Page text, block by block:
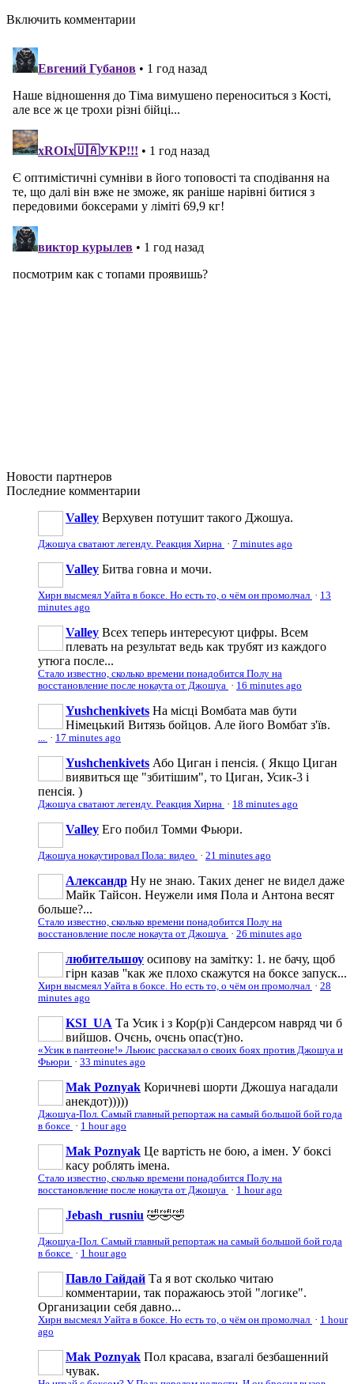
Включить комментарии
Новости партнеров
Последние комментарии
Valley Верхувен потушит такого Джошуа.
Джошуа сватают легенду. Реакция Хирна · 7 minutes ago
Valley Битва говна и мочи.
Хирн высмеял Уайта в боксе. Но есть то, о чём он промолчал · 13
minutes ago
Valley Всех теперь интересуют цифры. Всем
плевать на результат ведь как трубят из каждого
утюга после...
Стало известно, сколько времени понадобится Полу на
восстановление после нокаута от Джошуа · 16 minutes ago
Yushchenkivets На місці Вомбата мав бути
Німецький Витязь бойцов. Але його Вомбат з'їв.
· 17 minutes ago
Yushchenkivets Або Циган і пенсія. ( Якщо Циган
виявиться ще "збитішим", то Циган, Усик-3 і
пенсія. )
Джошуа сватают легенду. Реакция Хирна · 18 minutes ago
Valley Его побил Томми Фьюри.
Джошуа нокаутировал Пола: видео · 21 minutes ago
Александр Ну не знаю. Таких денег не видел даже
Майк Тайсон. Неужели имя Пола и Антона весят
больше?...
Стало известно, сколько времени понадобится Полу на
восстановление после нокаута от Джошуа · 26 minutes ago
любительшоу осипову на замітку: 1. не бачу, щоб
гірн казав ''как же плохо скажутся на боксе запуск...
Хирн высмеял Уайта в боксе. Но есть то, о чём он промолчал · 28
minutes ago
KSI_UA Та Усик і з Кор(р)і Сандерсом навряд чи б
вийшов. Очєнь, очєнь опас(т)но.
«Усик в пантеоне!» Льюис рассказал о своих боях против Джошуа и
Фьюри · 33 minutes ago
Mak Poznyak Коричневі шорти Джошуа нагадали
анекдот)))))
Джошуа-Пол. Самый главный репортаж на самый большой бой года
в боксе · 1 hour ago
Mak Poznyak Це вартість не бою, а імен. У боксі
касу роблять імена.
Стало известно, сколько времени понадобится Полу на
восстановление после нокаута от Джошуа · 1 hour ago
Jebash_rusniu 🤣🤣🤣
Джошуа-Пол. Самый главный репортаж на самый большой бой года
в боксе · 1 hour ago
Павло Гайдай Та я вот сколько читаю
комментарии, так поражаюсь этой "логике".
Организации себя давно...
Хирн высмеял Уайта в боксе. Но есть то, о чём он промолчал · 1 hour
ago
Mak Poznyak Пол красава, взагалі безбашенний
чувак.